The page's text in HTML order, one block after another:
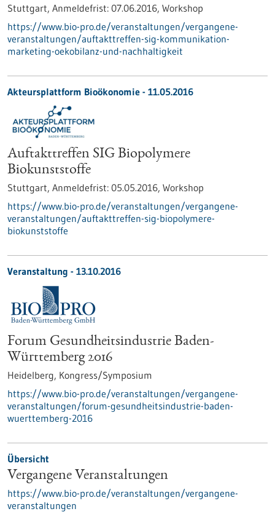
Stuttgart, Anmeldefrist: 07.06.2016, Workshop
https://www.bio-pro.de/veranstaltungen/vergangene-
veranstaltungen/auftakttreffen-sig-kommunikation-
marketing-oekobilanz-und-nachhaltigkeit
Akteursplattform Bioökonomie - 11.05.2016
Auftakttreffen SIG Biopolymere
Biokunststoffe
Stuttgart, Anmeldefrist: 05.05.2016, Workshop
https://www.bio-pro.de/veranstaltungen/vergangene-
veranstaltungen/auftakttreffen-sig-biopolymere-
biokunststoffe
Veranstaltung - 13.10.2016
Forum Gesundheitsindustrie Baden-
Württemberg 2016
Heidelberg, Kongress/Symposium
https://www.bio-pro.de/veranstaltungen/vergangene-
veranstaltungen/forum-gesundheitsindustrie-baden-
wuerttemberg-2016
Übersicht
Vergangene Veranstaltungen
https://www.bio-pro.de/veranstaltungen/vergangene-
veranstaltungen